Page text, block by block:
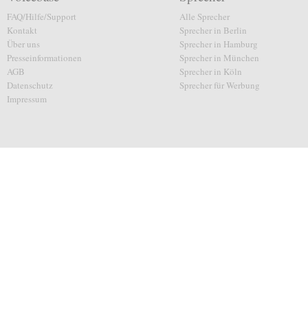
FAQ/Hilfe/Support
Kontakt
Über uns
Presseinformationen
AGB
Datenschutz
Impressum
Alle Sprecher
Sprecher in Berlin
Sprecher in Hamburg
Sprecher in München
Sprecher in Köln
Sprecher für Werbung